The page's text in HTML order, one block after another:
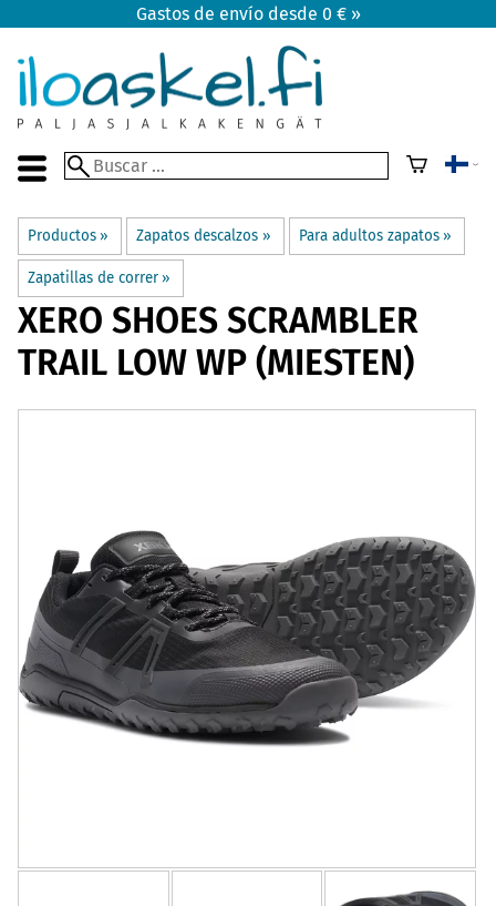
Gastos de envío desde 0 € »
Productos ‪» Zapatos descalzos ‪» Para adultos zapatos ‪»
Zapatillas de correr ‪»
XERO SHOES SCRAMBLER
TRAIL LOW WP (MIESTEN)